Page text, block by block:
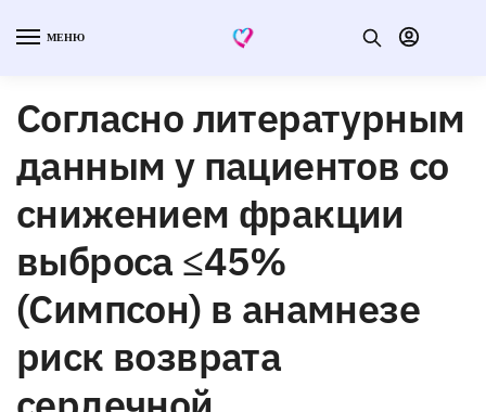
МЕНЮ
Согласно литературным
данным у пациентов со
снижением фракции
выброса ≤45%
(Симпсон) в анамнезе
риск возврата